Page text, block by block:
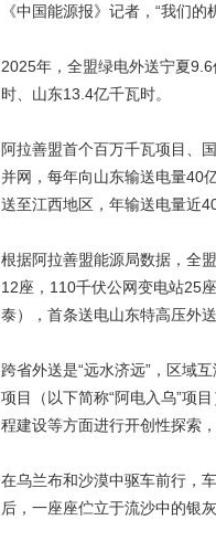
《中国能源报》记者，“我们
2025年，全盟绿电外送宁夏
时、山东13.4亿千瓦时。
阿拉善盟首个百万千瓦项目、
并网，每年向山东输送电量40
送至江西地区，年输送电量近
根据阿拉善盟能源局数据，全
12座，110千伏公网变电站25
泰），首条送电山东特高压外
跨省外送是“远水济远”，区域
项目（以下简称“阿电入乌”项
程建设等方面进行开创性探索
在乌兰布和沙漠中驱车前行，
后，一座座伫立于流沙中的银